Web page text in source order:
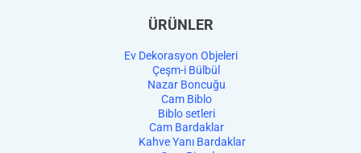
ÜRÜNLER
Ev Dekorasyon Objeleri
Çeşm-i Bülbül
Nazar Boncuğu
Cam Biblo
Biblo setleri
Cam Bardaklar
Kahve Yanı Bardaklar